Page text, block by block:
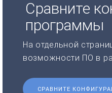
Сравните
программы
На отдельной
возможности ПО в
СРАВНИТЕ